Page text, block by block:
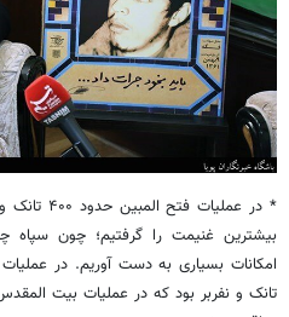
* در
بیشترین غنیمت را گرفتیم؛ چون سپاه